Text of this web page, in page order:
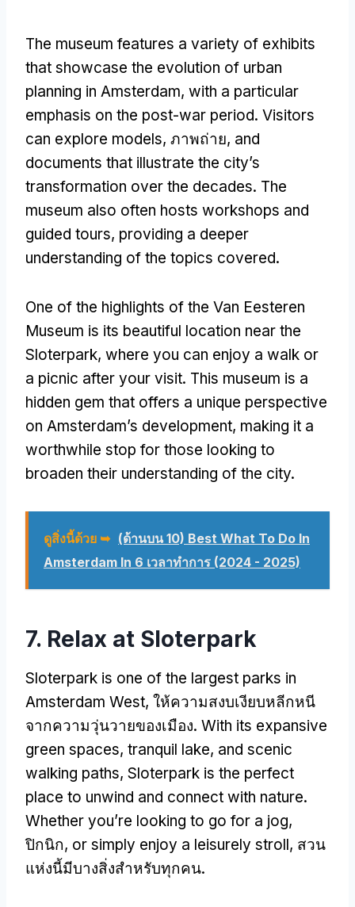
The museum features a variety of exhibits
that showcase the evolution of urban
planning in Amsterdam, with a particular
emphasis on the post-war period. Visitors
can explore models, ภาพถ่าย, and
documents that illustrate the city’s
transformation over the decades. The
museum also often hosts workshops and
guided tours, providing a deeper
understanding of the topics covered.
One of the highlights of the Van Eesteren
Museum is its beautiful location near the
Sloterpark, where you can enjoy a walk or
a picnic after your visit. This museum is a
hidden gem that offers a unique perspective
on Amsterdam’s development, making it a
worthwhile stop for those looking to
broaden their understanding of the city.
ดูสิ่งนี้ด้วย ➥ (ด้านบน 10) Best What To Do In
Amsterdam In 6 เวลาทําการ (2024 - 2025)
7. Relax at Sloterpark
Sloterpark is one of the largest parks in
Amsterdam West, ให้ความสงบเงียบหลีกหนี
จากความวุ่นวายของเมือง. With its expansive
green spaces, tranquil lake, and scenic
walking paths, Sloterpark is the perfect
place to unwind and connect with nature.
Whether you’re looking to go for a jog,
ปิกนิก, or simply enjoy a leisurely stroll, สวน
แห่งนี้มีบางสิ่งสำหรับทุกคน.